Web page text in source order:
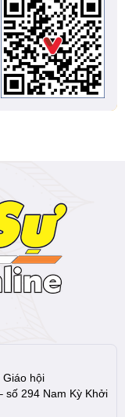
Giáo hội
số 294 Nam Kỳ Khởi